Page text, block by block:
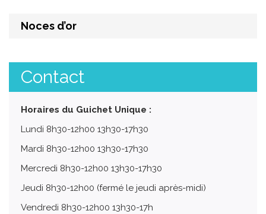
Noces d’or
Contact
Horaires du Guichet Unique :
Lundi 8h30-12h00 13h30-17h30
Mardi 8h30-12h00 13h30-17h30
Mercredi 8h30-12h00 13h30-17h30
Jeudi 8h30-12h00 (fermé le jeudi après-midi)
Vendredi 8h30-12h00 13h30-17h